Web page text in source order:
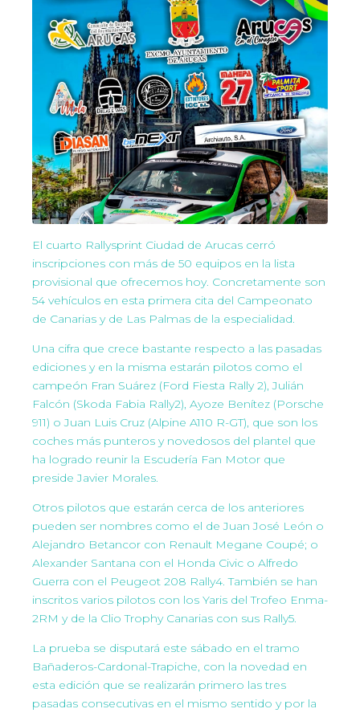
El cuarto Rallysprint Ciudad de Arucas cerró
inscripciones con más de 50 equipos en la lista
provisional que ofrecemos hoy. Concretamente son
54 vehículos en esta primera cita del Campeonato
de Canarias y de Las Palmas de la especialidad.
Una cifra que crece bastante respecto a las pasadas
ediciones y en la misma estarán pilotos como el
campeón Fran Suárez (Ford Fiesta Rally 2), Julián
Falcón (Skoda Fabia Rally2), Ayoze Benítez (Porsche
911) o Juan Luis Cruz (Alpine A110 R-GT), que son los
coches más punteros y novedosos del plantel que
ha logrado reunir la Escudería Fan Motor que
preside Javier Morales.
Otros pilotos que estarán cerca de los anteriores
pueden ser nombres como el de Juan José León o
Alejandro Betancor con Renault Megane Coupé; o
Alexander Santana con el Honda Civic o Alfredo
Guerra con el Peugeot 208 Rally4. También se han
inscritos varios pilotos con los Yaris del Trofeo Enma-
2RM y de la Clio Trophy Canarias con sus Rally5.
La prueba se disputará este sábado en el tramo
Bañaderos-Cardonal-Trapiche, con la novedad en
esta edición que se realizarán primero las tres
pasadas consecutivas en el mismo sentido y por la